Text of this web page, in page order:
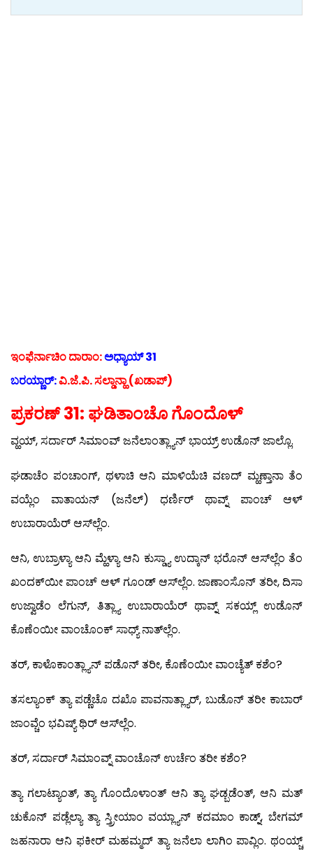
ಇಂಫೆರ್ನಾಚಿಂ ದಾರಾಂ:ಅಧ್ಯಾಯ್ 31
ಬರಯ್ಣಾರ್:ವಿ.ಜೆ.ಪಿ. ಸಲ್ಡಾನ್ಹಾ (ಖಡಾಪ್)
ಪ್ರಕರಣ್ 31: ಘಡಿತಾಂಚೊ ಗೊಂದೊಳ್
ವ್ಹಯ್, ಸರ್ದಾರ್ ಸಿಮಾಂವ್ ಜನೆಲಾಂತ್ಲ್ಯಾನ್ ಭಾಯ್ರ್ ಉಡೊನ್ ಜಾಲ್ಲೊ.
ಘಡಾಚೆಂ ಪಂಚಾಂಗ್, ಥಳಾಚಿ ಆನಿ ಮಾಳಿಯೆಚಿ ವಣದ್ ಮ್ಹಣ್ತಾನಾ ತೆಂ
ವಯ್ಲೆಂ ವಾತಾಯನ್ (ಜನೆಲ್) ಧರ್ಣಿರ್ ಥಾವ್ನ್ ಪಾಂಚ್ ಆಳ್
ಉಬಾರಾಯೆರ್ ಆಸ್‍ಲ್ಲೆಂ.
ಆನಿ, ಉಬ್ರಾಳ್ಯಾ ಆನಿ ಮ್ಹೆಳ್ಯಾ ಆನಿ ಕುಸ್ಡ್ಯಾ ಉದ್ಕಾನ್ ಭರೊನ್ ಆಸ್‍ಲ್ಲೆಂ ತೆಂ
ಖಂದಕ್‍ಯೀ ಪಾಂಚ್ ಆಳ್ ಗೂಂಡ್ ಆಸ್‍ಲ್ಲೆಂ. ಜಾಣಾಂಸೊನ್ ತರೀ, ದಿಸಾ
ಉಜ್ವಾಡೆಂ ಲೆಗುನ್, ತಿತ್ಲ್ಯಾ ಉಬಾರಾಯೆರ್ ಥಾವ್ನ್ ಸಕಯ್ಲ್ ಉಡೊನ್
ಕೊಣೆಂಯೀ ವಾಂಚೊಂಕ್ ಸಾಧ್ಯ್ ನಾತ್‍ಲ್ಲೆಂ.
ತರ್, ಕಾಳೊಕಾಂತ್ಲ್ಯಾನ್ ಪಡೊನ್ ತರೀ, ಕೊಣೆಂಯೀ ವಾಂಚ್ಯೆತ್ ಕಶೆಂ?
ತಸಲ್ಯಾಂಕ್ ತ್ಯಾ ಪಡ್ಣೆಚೊ ದಖೊ ಪಾವನಾತ್ಲ್ಯಾರ್, ಬುಡೊನ್ ತರೀ ಕಾಬಾರ್
ಜಾಂವ್ಚೆಂ ಭವಿಷ್ಯ್ ಥಿರ್ ಆಸ್‍ಲ್ಲೆಂ.
ತರ್, ಸರ್ದಾರ್ ಸಿಮಾಂವ್ನ್ ವಾಂಚೊನ್ ಉರ್ಚೆಂ ತರೀ ಕಶೆಂ?
ತ್ಯಾ ಗಲಾಟ್ಯಾಂತ್, ತ್ಯಾ ಗೊಂದೊಳಾಂತ್ ಆನಿ ತ್ಯಾ ಘಡ್ಬಡೆಂತ್, ಆನಿ ಮತ್
ಚುಕೊನ್ ಪಡ್ಲೆಲ್ಯಾ ತ್ಯಾ ಸ್ತ್ರೀಯಾಂ ವಯ್ಲ್ಯಾನ್ ಕದಮಾಂ ಕಾಡ್ನ್, ಬೇಗಮ್
ಜಹನಾರಾ ಆನಿ ಫಕೀರ್ ಮಹಮ್ಮದ್ ತ್ಯಾ ಜನೆಲಾ ಲಾಗಿಂ ಪಾವ್ಲಿಂ. ಥಂಯ್ಚ್